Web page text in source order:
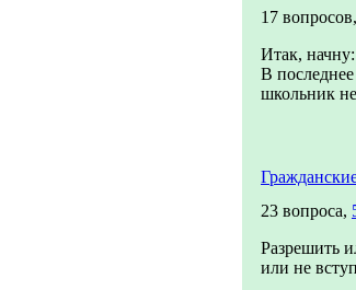
17 вопросов,
Итак, начну:
В
школьник
23 вопроса,
Разрешить
или не